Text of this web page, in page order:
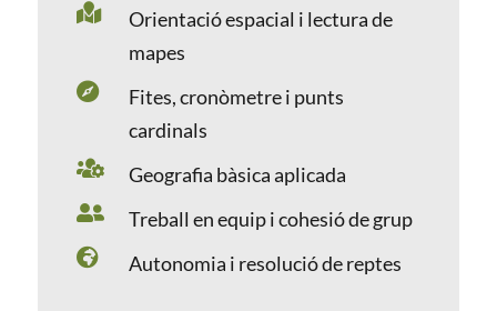

Orientació espacial i lectura de
mapes

Fites, cronòmetre i punts
cardinals
 Geografia bàsica aplicada
 Treball en equip i cohesió de grup
 Autonomia i resolució de reptes